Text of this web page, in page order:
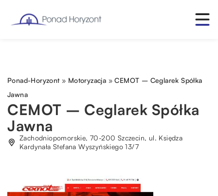
Ponad-Horyzont» Motoryzacja »CEMOT – Ceglarek Spółka
Jawna
CEMOT – Ceglarek Spółka
Jawna
Zachodniopomorskie, 70-200 Szczecin, ul. Księdza
Kardynała Stefana Wyszyńskiego 13/7